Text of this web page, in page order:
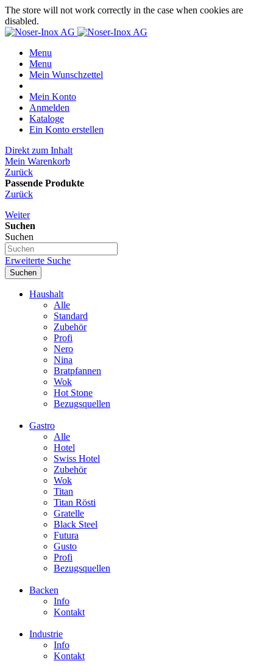
The store will not work correctly in the case when cookies are
disabled.
Menu
Menu
Mein Wunschzettel
Mein Konto
Anmelden
Kataloge
Ein Konto erstellen
Direkt zum Inhalt
Mein Warenkorb
Zurück
Passende Produkte
Zurück
Weiter
Suchen
Suchen
Erweiterte Suche
Suchen
Haushalt
Alle
Standard
Zubehör
Profi
Nero
Nina
Bratpfannen
Wok
Hot Stone
Bezugsquellen
Gastro
Alle
Hotel
Swiss Hotel
Zubehör
Wok
Titan
Titan Rösti
Gratelle
Black Steel
Futura
Gusto
Profi
Bezugsquellen
Backen
Info
Kontakt
Industrie
Info
Kontakt